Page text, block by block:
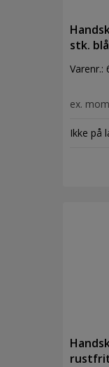
stk.
Varenr.:
ex.
Ikke på